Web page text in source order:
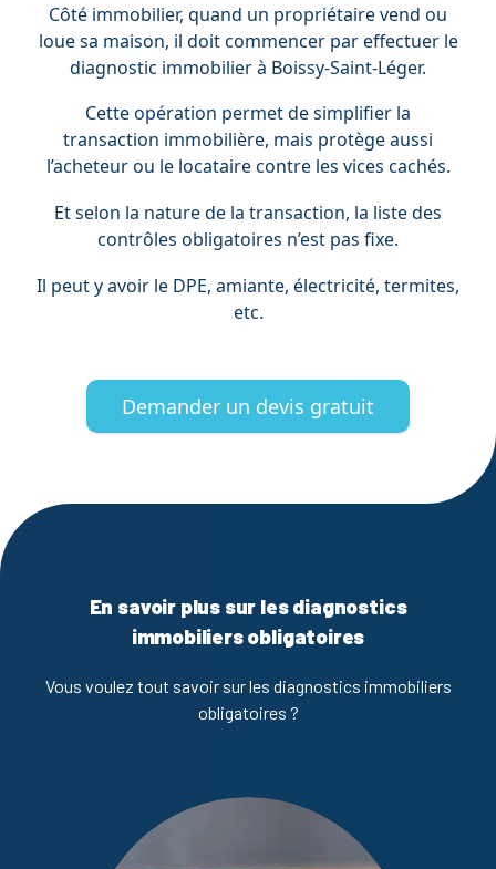
Côté immobilier, quand un propriétaire vend ou
loue sa maison, il doit commencer par effectuer le
diagnostic immobilier à Boissy-Saint-Léger.
Cette opération permet de simplifier la
transaction immobilière, mais protège aussi
l’acheteur ou le locataire contre les vices cachés.
Et selon la nature de la transaction, la liste des
contrôles obligatoires n’est pas fixe.
Il peut y avoir le DPE, amiante, électricité, termites,
etc.
Demander un devis gratuit
En savoir plus sur les diagnostics
immobiliers obligatoires
Vous voulez tout savoir sur les diagnostics immobiliers
obligatoires ?